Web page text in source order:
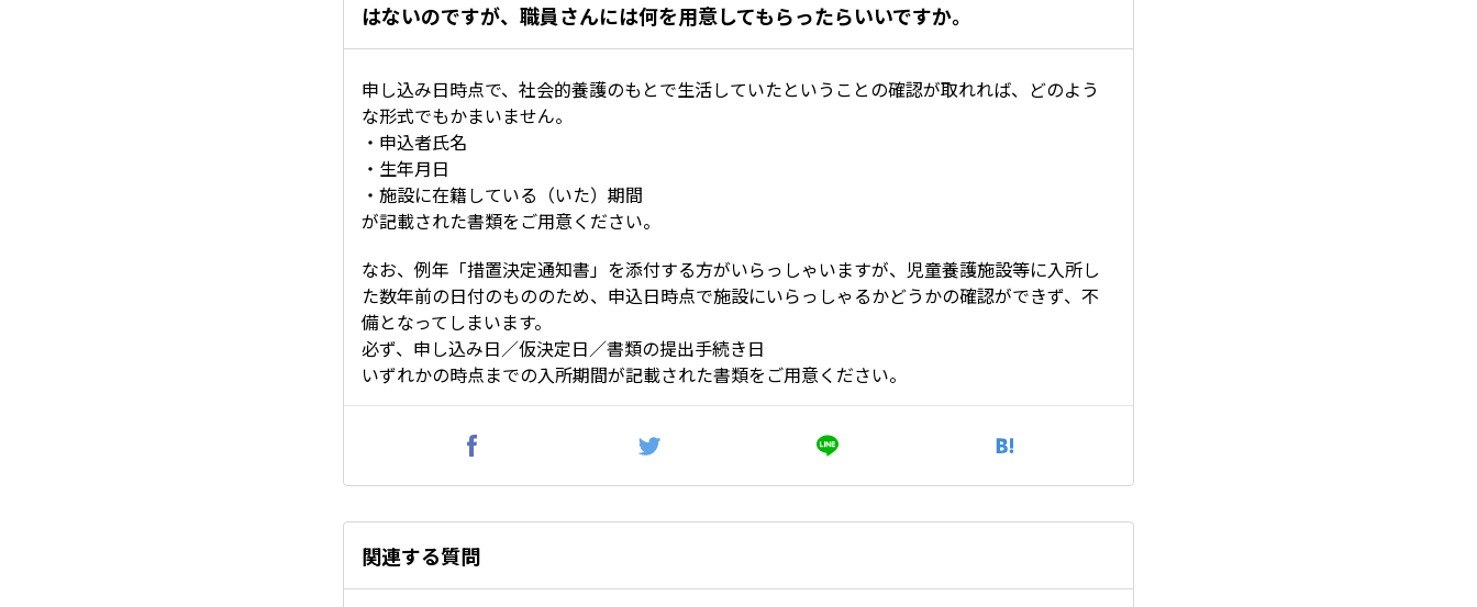
はないのですが、職員さんには何を用意してもらったらいいですか。
申し込み日時点で、社会的養護のもとで生活していたということの確認が取れれば、どのよう
な形式でもかまいません。
・申込者氏名
・生年月日
・施設に在籍している（いた）期間
が記載された書類をご用意ください。
なお、例年「措置決定通知書」を添付する方がいらっしゃいますが、児童養護施設等に入所し
た数年前の日付のもののため、申込日時点で施設にいらっしゃるかどうかの確認ができず、不
備となってしまいます。
必ず、申し込み日／仮決定日／書類の提出手続き日
いずれかの時点までの入所期間が記載された書類をご用意ください。
関連する質問